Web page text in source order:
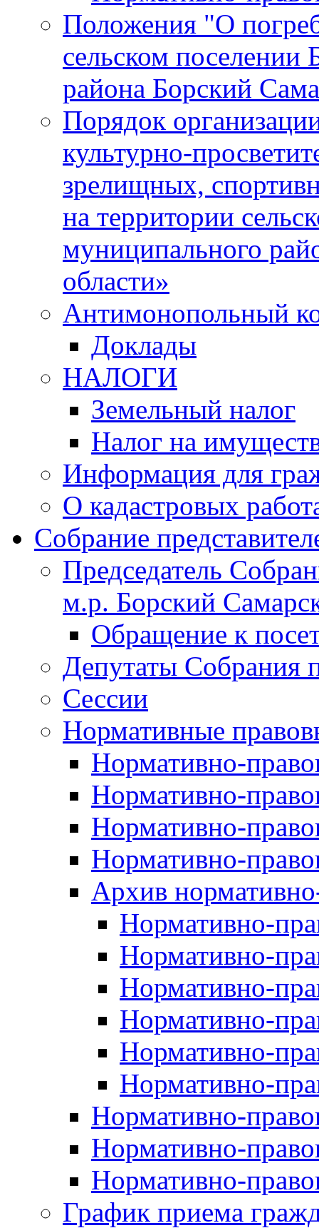
Положения "О
сельском поселении
района Борский
Порядок
культурно-
зрелищных,
на территории
муниципального
области»
Антимонопольный
Доклады
НАЛОГИ
Земельный налог
Налог на
Информация для
О кадастровых
Собрание
Председатель
м.р. Борский
Обращение к
Депутаты Собрания
Сессии
Нормативные
Нормативно-
Нормативно-
Нормативно-
Нормативно-
Архив
Нормативно-
Нормативно-
Нормативно-
Нормативно-
Нормативно-
Нормативно-
Нормативно-
Нормативно-
Нормативно-
График приема